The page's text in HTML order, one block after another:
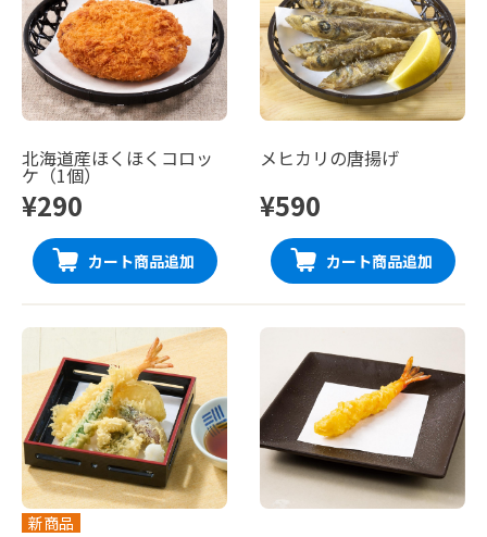
北海道産ほくほくコロッ
ケ（1個）
¥290
カート商品追加
メヒカリの唐揚げ
¥590
カート商品追加
新商品